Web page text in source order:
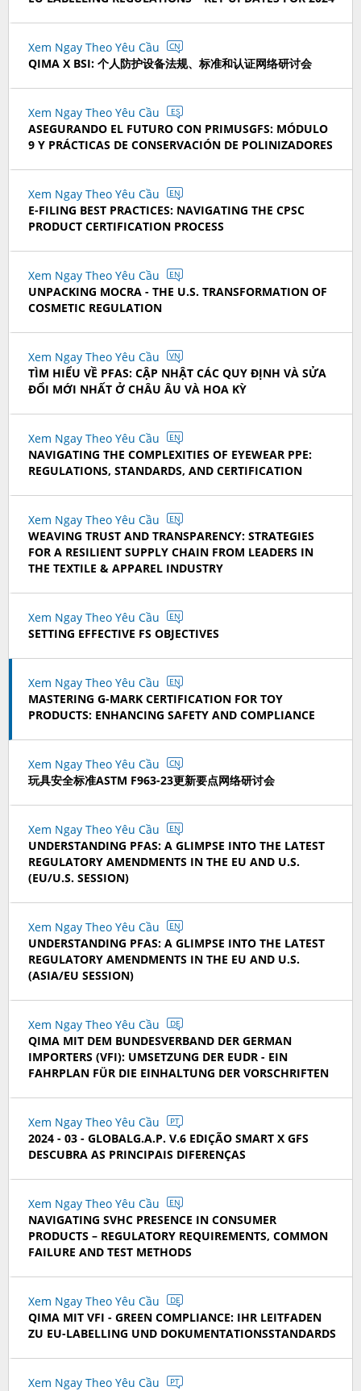
Xem Ngay Theo Yêu Cầu CN
QIMA X BSI: 个人防护设备法规、标准和认证网络研讨会
Xem Ngay Theo Yêu Cầu ES
ASEGURANDO EL FUTURO CON PRIMUSGFS: MÓDULO
9 Y PRÁCTICAS DE CONSERVACIÓN DE POLINIZADORES
Xem Ngay Theo Yêu Cầu EN
E-FILING BEST PRACTICES: NAVIGATING THE CPSC
PRODUCT CERTIFICATION PROCESS
Xem Ngay Theo Yêu Cầu EN
UNPACKING MOCRA - THE U.S. TRANSFORMATION OF
COSMETIC REGULATION
Xem Ngay Theo Yêu Cầu VN
TÌM HIỂU VỀ PFAS: CẬP NHẬT CÁC QUY ĐỊNH VÀ SỬA
ĐỔI MỚI NHẤT Ở CHÂU ÂU VÀ HOA KỲ
Xem Ngay Theo Yêu Cầu EN
NAVIGATING THE COMPLEXITIES OF EYEWEAR PPE:
REGULATIONS, STANDARDS, AND CERTIFICATION
Xem Ngay Theo Yêu Cầu EN
WEAVING TRUST AND TRANSPARENCY: STRATEGIES
FOR A RESILIENT SUPPLY CHAIN FROM LEADERS IN
THE TEXTILE & APPAREL INDUSTRY
Xem Ngay Theo Yêu Cầu EN
SETTING EFFECTIVE FS OBJECTIVES
Xem Ngay Theo Yêu Cầu EN
MASTERING G-MARK CERTIFICATION FOR TOY
PRODUCTS: ENHANCING SAFETY AND COMPLIANCE
Xem Ngay Theo Yêu Cầu CN
玩具安全标准ASTM F963-23更新要点网络研讨会
Xem Ngay Theo Yêu Cầu EN
UNDERSTANDING PFAS: A GLIMPSE INTO THE LATEST
REGULATORY AMENDMENTS IN THE EU AND U.S.
(EU/U.S. SESSION)
Xem Ngay Theo Yêu Cầu EN
UNDERSTANDING PFAS: A GLIMPSE INTO THE LATEST
REGULATORY AMENDMENTS IN THE EU AND U.S.
(ASIA/EU SESSION)
Xem Ngay Theo Yêu Cầu DE
QIMA MIT DEM BUNDESVERBAND DER GERMAN
IMPORTERS (VFI): UMSETZUNG DER EUDR - EIN
FAHRPLAN FÜR DIE EINHALTUNG DER VORSCHRIFTEN
Xem Ngay Theo Yêu Cầu PT
2024 - 03 - GLOBALG.A.P. V.6 EDIÇÃO SMART X GFS
DESCUBRA AS PRINCIPAIS DIFERENÇAS
Xem Ngay Theo Yêu Cầu EN
NAVIGATING SVHC PRESENCE IN CONSUMER
PRODUCTS – REGULATORY REQUIREMENTS, COMMON
FAILURE AND TEST METHODS
Xem Ngay Theo Yêu Cầu DE
QIMA MIT VFI - GREEN COMPLIANCE: IHR LEITFADEN
ZU EU-LABELLING UND DOKUMENTATIONSSTANDARDS
Xem Ngay Theo Yêu Cầu PT